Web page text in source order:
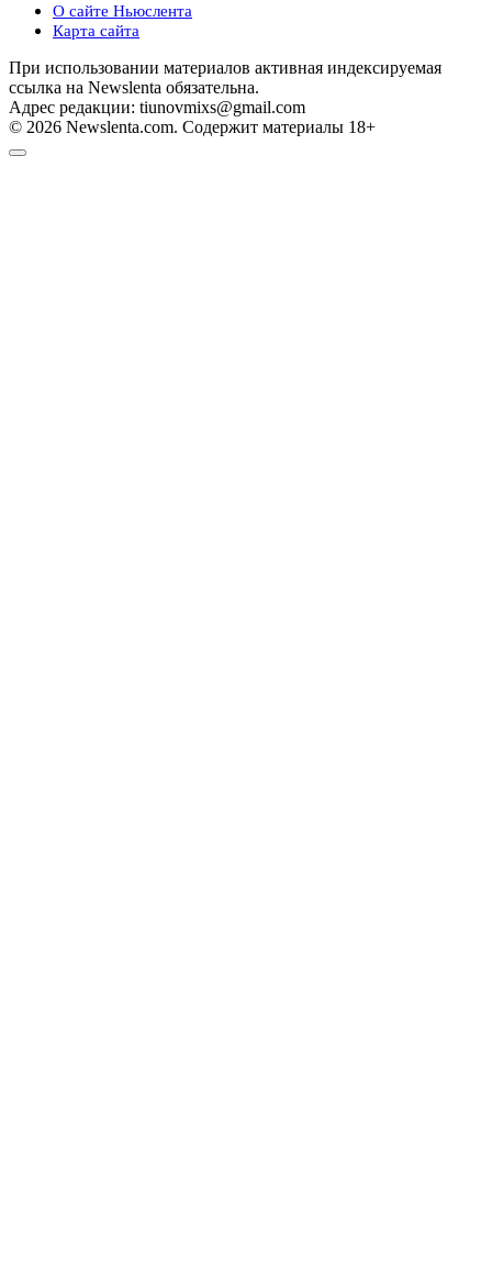
О сайте Ньюслента
Карта сайта
При использовании материалов активная индексируемая
ссылка на Newslenta обязательна.
Адрес редакции: tiunovmixs@gmail.com
© 2026 Newslenta.com. Содержит материалы 18+